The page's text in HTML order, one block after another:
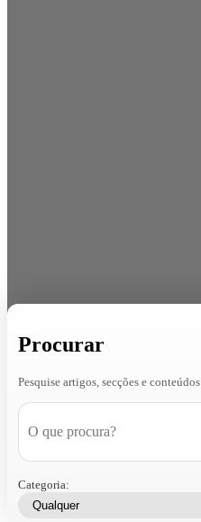
Procurar
Pesquise artigos, secções e conteúdos
Categoria: